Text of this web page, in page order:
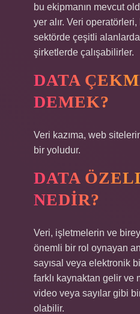
bu ekipmanın mevcut
yer alır. Veri
sektörde çeşitli
şirketlerde çalışabilirler.
DATA
DEMEK?
Veri kazıma, web
bir yoludur.
DATA
NEDIR?
Veri, işletmelerin ve
önemli bir rol oynayan
sayısal veya elektronik
farklı kaynaktan gelir ve
video veya sayılar gibi
olabilir.